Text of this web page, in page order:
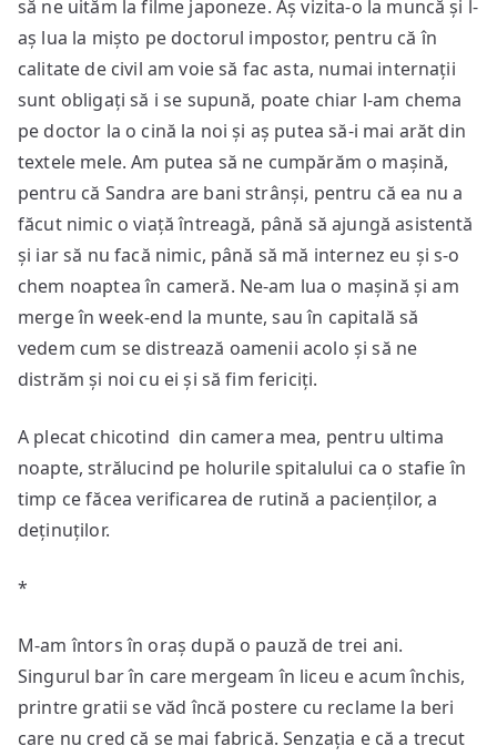
să ne uităm la filme japoneze. Aș vizita-o la muncă și l-
aș lua la mișto pe doctorul impostor, pentru că în
calitate de civil am voie să fac asta, numai internații
sunt obligați să i se supună, poate chiar l-am chema
pe doctor la o cină la noi și aș putea să-i mai arăt din
textele mele. Am putea să ne cumpărăm o mașină,
pentru că Sandra are bani strânși, pentru că ea nu a
făcut nimic o viață întreagă, până să ajungă asistentă
și iar să nu facă nimic, până să mă internez eu și s-o
chem noaptea în cameră. Ne-am lua o mașină și am
merge în week-end la munte, sau în capitală să
vedem cum se distrează oamenii acolo și să ne
distrăm și noi cu ei și să fim fericiți.
A plecat chicotind din camera mea, pentru ultima
noapte, strălucind pe holurile spitalului ca o stafie în
timp ce făcea verificarea de rutină a pacienților, a
deținuților.
*
M-am întors în oraș după o pauză de trei ani.
Singurul bar în care mergeam în liceu e acum închis,
printre gratii se văd încă postere cu reclame la beri
care nu cred că se mai fabrică. Senzația e că a trecut